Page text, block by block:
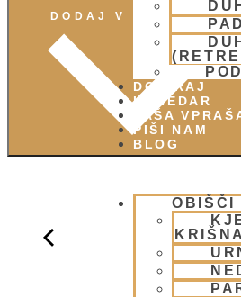
DONIRAJ
KOLEDAR
VAŠA
PIŠI NAM
BLOG
OBIŠČI
DODAJ V KOLEDAR